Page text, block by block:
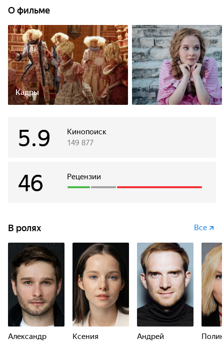
хитреца Поля заполучить корону. И если в руках злодея
тёмная магия и богатство, то на стороне
Ивана — волшебные существа, любовь и мечта.
О фильме
Кадры
Кинопоиск
5.9 149 877
Рецензии
46
В ролях Все
Александр
Ксения
Андрей